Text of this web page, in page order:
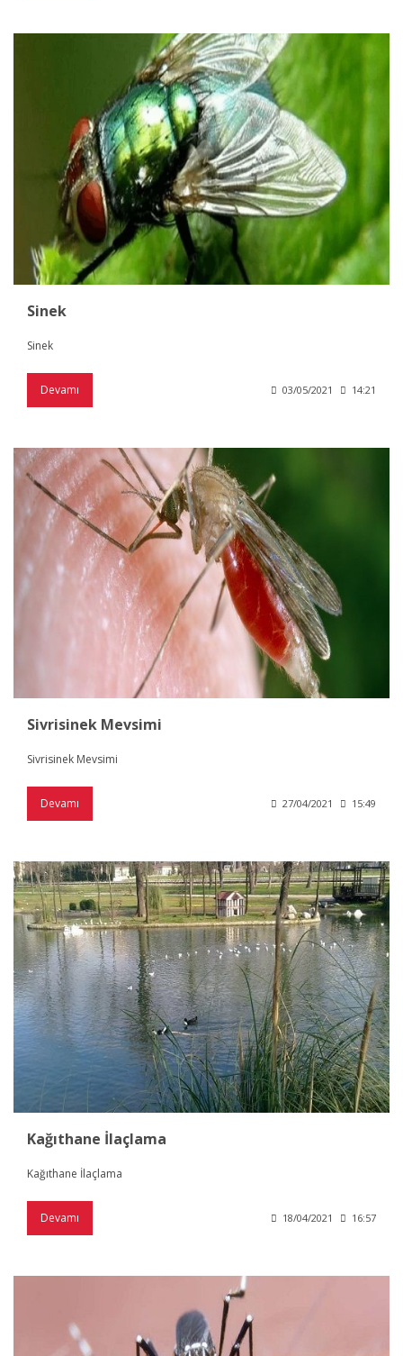
Sinek
Sinek
Devamı 03/05/2021 14:21
Sivrisinek Mevsimi
Sivrisinek Mevsimi
Devamı 27/04/2021 15:49
Kağıthane İlaçlama
Kağıthane İlaçlama
Devamı 18/04/2021 16:57